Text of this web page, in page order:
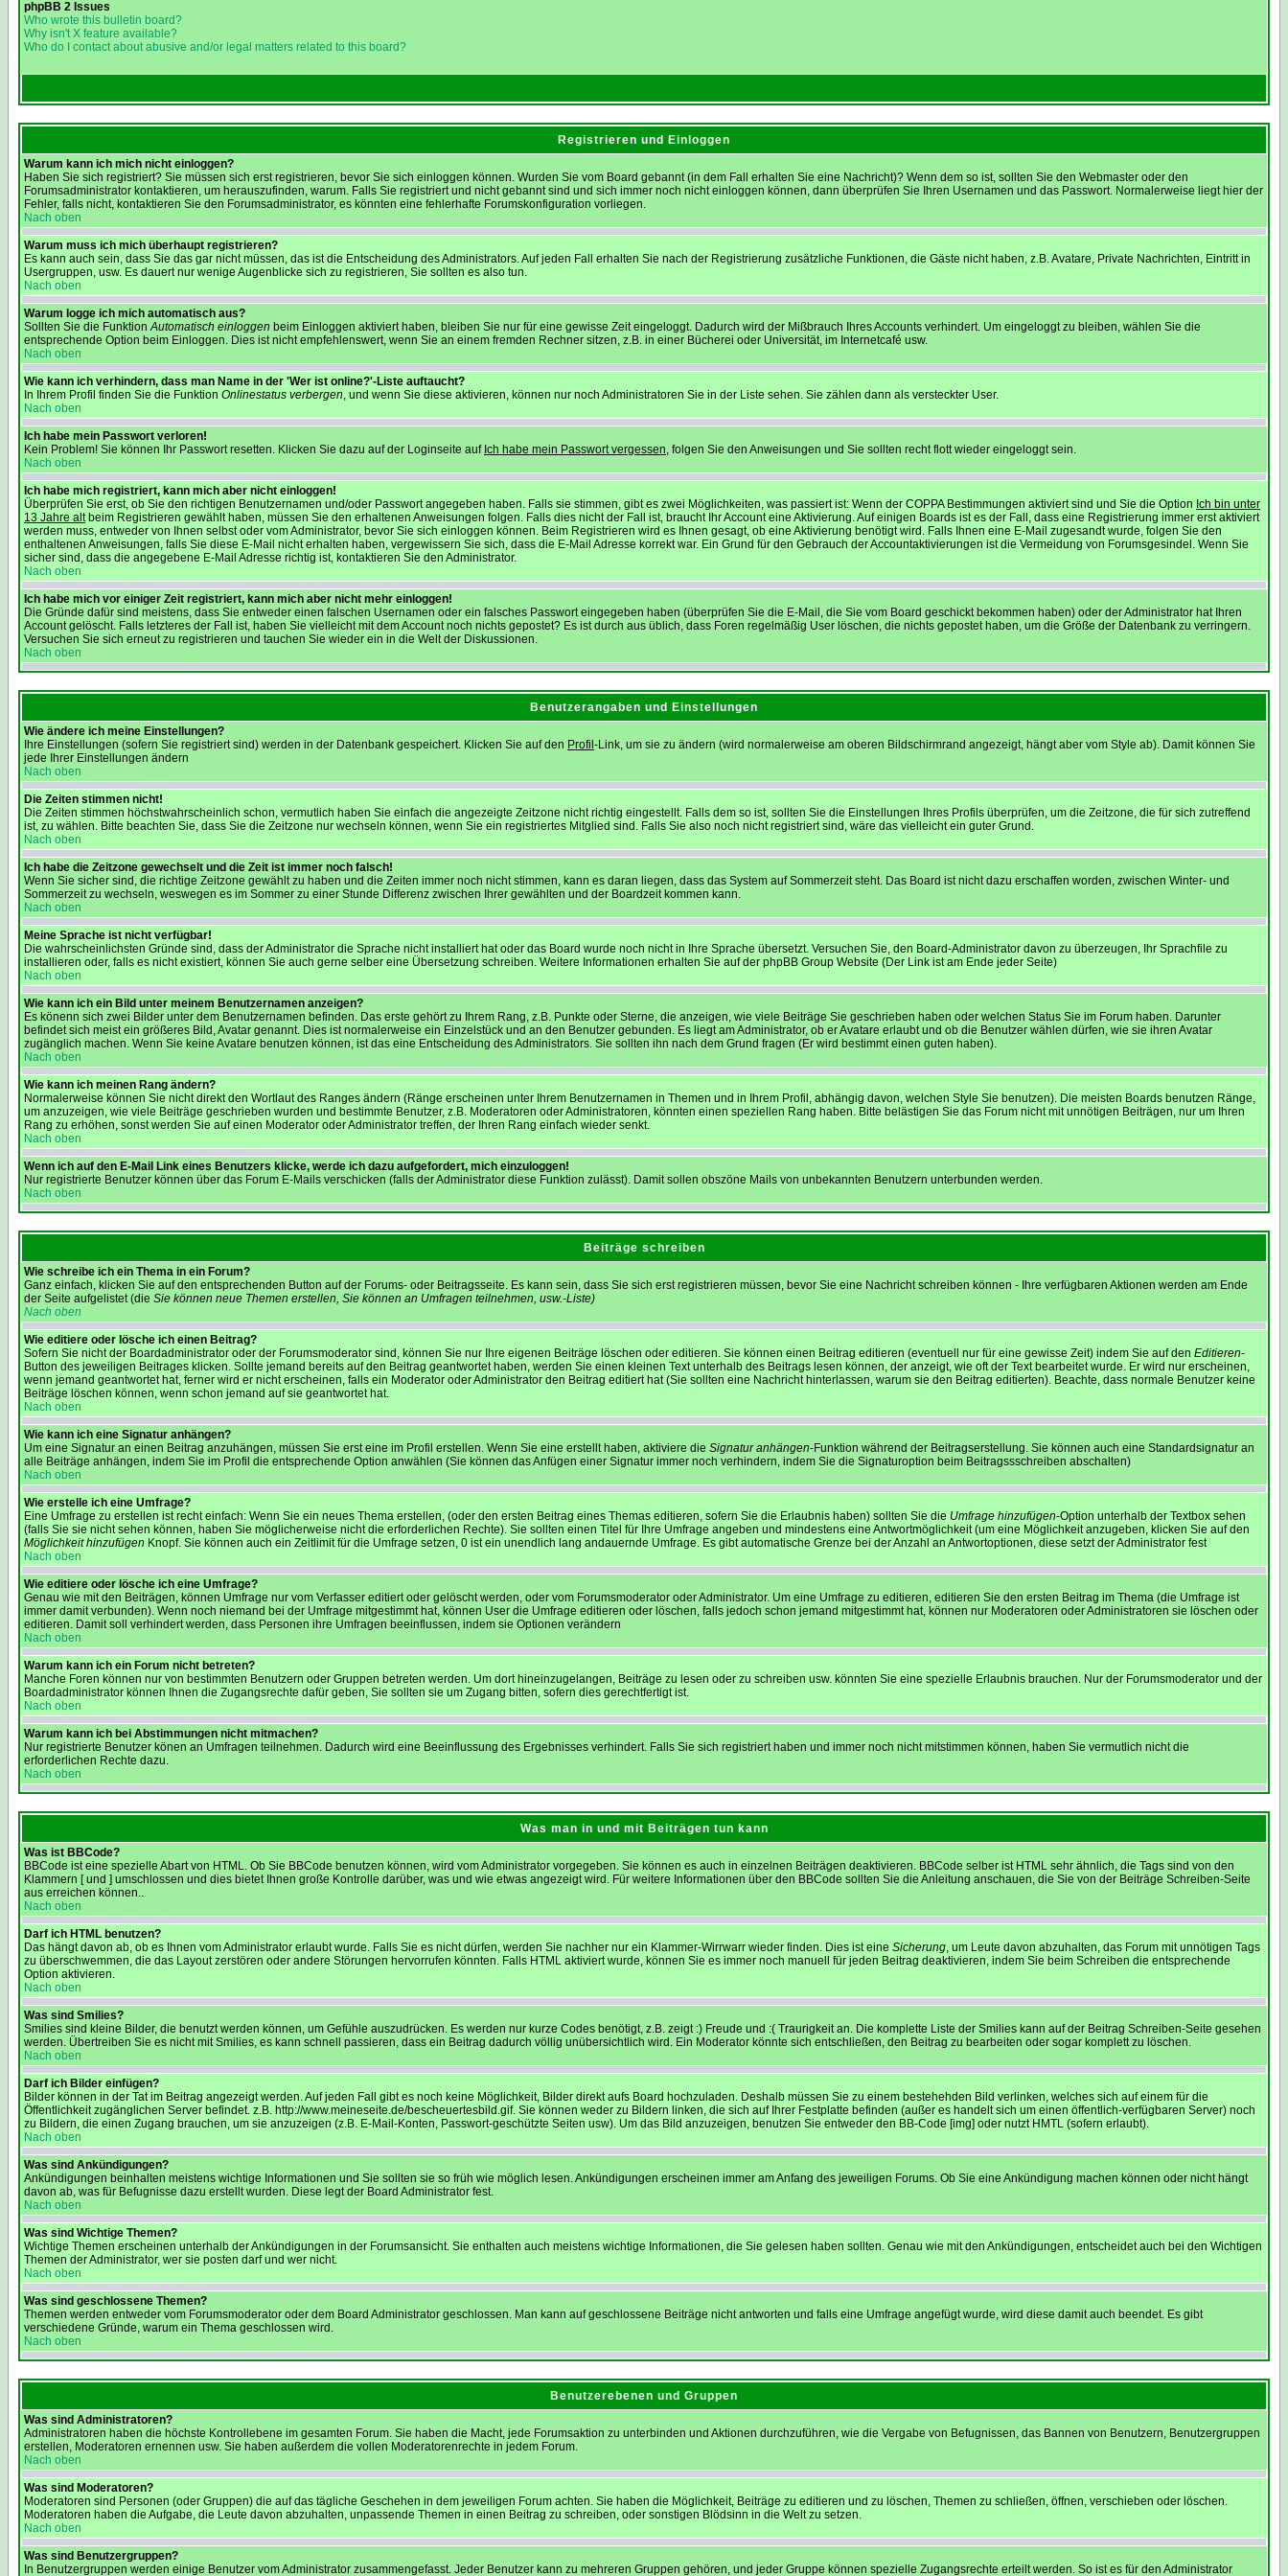
phpBB 2 Issues
Who wrote this bulletin board?
Why isn't X feature available?
Who do I contact about abusive and/or legal matters related to this board?
Registrieren und Einloggen
Warum kann ich mich nicht einloggen?
Haben Sie sich registriert? Sie müssen sich erst registrieren, bevor Sie sich einloggen können. Wurden Sie vom Board gebannt (in dem Fall erhalten Sie eine Nachricht)? Wenn dem so ist, sollten Sie den Webmaster oder den
Forumsadministrator kontaktieren, um herauszufinden, warum. Falls Sie registriert und nicht gebannt sind und sich immer noch nicht einloggen können, dann überprüfen Sie Ihren Usernamen und das Passwort. Normalerweise liegt hier der
Fehler, falls nicht, kontaktieren Sie den Forumsadministrator, es könnten eine fehlerhafte Forumskonfiguration vorliegen.
Nach oben
Warum muss ich mich überhaupt registrieren?
Es kann auch sein, dass Sie das gar nicht müssen, das ist die Entscheidung des Administrators. Auf jeden Fall erhalten Sie nach der Registrierung zusätzliche Funktionen, die Gäste nicht haben, z.B. Avatare, Private Nachrichten, Eintritt in
Usergruppen, usw. Es dauert nur wenige Augenblicke sich zu registrieren, Sie sollten es also tun.
Nach oben
Warum logge ich mich automatisch aus?
Sollten Sie die FunktionAutomatisch einloggen beim Einloggen aktiviert haben, bleiben Sie nur für eine gewisse Zeit eingeloggt. Dadurch wird der Mißbrauch Ihres Accounts verhindert. Um eingeloggt zu bleiben, wählen Sie die
entsprechende Option beim Einloggen. Dies ist nicht empfehlenswert, wenn Sie an einem fremden Rechner sitzen, z.B. in einer Bücherei oder Universität, im Internetcafé usw.
Nach oben
Wie kann ich verhindern, dass man Name in der 'Wer ist online?'-Liste auftaucht?
In Ihrem Profil finden Sie die Funktion Onlinestatus verbergen, und wenn Sie diese aktivieren, können nur noch Administratoren Sie in der Liste sehen. Sie zählen dann als versteckter User.
Nach oben
Ich habe mein Passwort verloren!
Kein Problem! Sie können Ihr Passwort resetten. Klicken Sie dazu auf der Loginseite auf Ich habe mein Passwort vergessen, folgen Sie den Anweisungen und Sie sollten recht flott wieder eingeloggt sein.
Nach oben
Ich habe mich registriert, kann mich aber nicht einloggen!
Überprüfen Sie erst, ob Sie den richtigen Benutzernamen und/oder Passwort angegeben haben. Falls sie stimmen, gibt es zwei Möglichkeiten, was passiert ist: Wenn der COPPA Bestimmungen aktiviert sind und Sie die Option Ich bin unter
13 Jahre altbeim Registrieren gewählt haben, müssen Sie den erhaltenen Anweisungen folgen. Falls dies nicht der Fall ist, braucht Ihr Account eine Aktivierung. Auf einigen Boards ist es der Fall, dass eine Registrierung immer erst aktiviert
werden muss, entweder von Ihnen selbst oder vom Administrator, bevor Sie sich einloggen können. Beim Registrieren wird es Ihnen gesagt, ob eine Aktivierung benötigt wird. Falls Ihnen eine E-Mail zugesandt wurde, folgen Sie den
enthaltenen Anweisungen, falls Sie diese E-Mail nicht erhalten haben, vergewissern Sie sich, dass die E-Mail Adresse korrekt war. Ein Grund für den Gebrauch der Accountaktivierungen ist die Vermeidung von Forumsgesindel. Wenn Sie
sicher sind, dass die angegebene E-Mail Adresse richtig ist, kontaktieren Sie den Administrator.
Nach oben
Ich habe mich vor einiger Zeit registriert, kann mich aber nicht mehr einloggen!
Die Gründe dafür sind meistens, dass Sie entweder einen falschen Usernamen oder ein falsches Passwort eingegeben haben (überprüfen Sie die E-Mail, die Sie vom Board geschickt bekommen haben) oder der Administrator hat Ihren
Account gelöscht. Falls letzteres der Fall ist, haben Sie vielleicht mit dem Account noch nichts gepostet? Es ist durch aus üblich, dass Foren regelmäßig User löschen, die nichts gepostet haben, um die Größe der Datenbank zu verringern.
Versuchen Sie sich erneut zu registrieren und tauchen Sie wieder ein in die Welt der Diskussionen.
Nach oben
Benutzerangaben und Einstellungen
Wie ändere ich meine Einstellungen?
Ihre Einstellungen (sofern Sie registriert sind) werden in der Datenbank gespeichert. Klicken Sie auf den Profil -Link, um sie zu ändern (wird normalerweise am oberen Bildschirmrand angezeigt, hängt aber vom Style ab). Damit können Sie
jede Ihrer Einstellungen ändern
Nach oben
Die Zeiten stimmen nicht!
Die Zeiten stimmen höchstwahrscheinlich schon, vermutlich haben Sie einfach die angezeigte Zeitzone nicht richtig eingestellt. Falls dem so ist, sollten Sie die Einstellungen Ihres Profils überprüfen, um die Zeitzone, die für sich zutreffend
ist, zu wählen. Bitte beachten Sie, dass Sie die Zeitzone nur wechseln können, wenn Sie ein registriertes Mitglied sind. Falls Sie also noch nicht registriert sind, wäre das vielleicht ein guter Grund.
Nach oben
Ich habe die Zeitzone gewechselt und die Zeit ist immer noch falsch!
Wenn Sie sicher sind, die richtige Zeitzone gewählt zu haben und die Zeiten immer noch nicht stimmen, kann es daran liegen, dass das System auf Sommerzeit steht. Das Board ist nicht dazu erschaffen worden, zwischen Winter- und
Sommerzeit zu wechseln, weswegen es im Sommer zu einer Stunde Differenz zwischen Ihrer gewählten und der Boardzeit kommen kann.
Nach oben
Meine Sprache ist nicht verfügbar!
Die wahrscheinlichsten Gründe sind, dass der Administrator die Sprache nicht installiert hat oder das Board wurde noch nicht in Ihre Sprache übersetzt. Versuchen Sie, den Board-Administrator davon zu überzeugen, Ihr Sprachfile zu
installieren oder, falls es nicht existiert, können Sie auch gerne selber eine Übersetzung schreiben. Weitere Informationen erhalten Sie auf der phpBB Group Website (Der Link ist am Ende jeder Seite)
Nach oben
Wie kann ich ein Bild unter meinem Benutzernamen anzeigen?
Es könenn sich zwei Bilder unter dem Benutzernamen befinden. Das erste gehört zu Ihrem Rang, z.B. Punkte oder Sterne, die anzeigen, wie viele Beiträge Sie geschrieben haben oder welchen Status Sie im Forum haben. Darunter
befindet sich meist ein größeres Bild, Avatar genannt. Dies ist normalerweise ein Einzelstück und an den Benutzer gebunden. Es liegt am Administrator, ob er Avatare erlaubt und ob die Benutzer wählen dürfen, wie sie ihren Avatar
zugänglich machen. Wenn Sie keine Avatare benutzen können, ist das eine Entscheidung des Administrators. Sie sollten ihn nach dem Grund fragen (Er wird bestimmt einen guten haben).
Nach oben
Wie kann ich meinen Rang ändern?
Normalerweise können Sie nicht direkt den Wortlaut des Ranges ändern (Ränge erscheinen unter Ihrem Benutzernamen in Themen und in Ihrem Profil, abhängig davon, welchen Style Sie benutzen). Die meisten Boards benutzen Ränge,
um anzuzeigen, wie viele Beiträge geschrieben wurden und bestimmte Benutzer, z.B. Moderatoren oder Administratoren, könnten einen speziellen Rang haben. Bitte belästigen Sie das Forum nicht mit unnötigen Beiträgen, nur um Ihren
Rang zu erhöhen, sonst werden Sie auf einen Moderator oder Administrator treffen, der Ihren Rang einfach wieder senkt.
Nach oben
Wenn ich auf den E-Mail Link eines Benutzers klicke, werde ich dazu aufgefordert, mich einzuloggen!
Nur registrierte Benutzer können über das Forum E-Mails verschicken (falls der Administrator diese Funktion zulässt). Damit sollen obszöne Mails von unbekannten Benutzern unterbunden werden.
Nach oben
Beiträge schreiben
Wie schreibe ich ein Thema in ein Forum?
Ganz einfach, klicken Sie auf den entsprechenden Button auf der Forums- oder Beitragsseite. Es kann sein, dass Sie sich erst registrieren müssen, bevor Sie eine Nachricht schreiben können - Ihre verfügbaren Aktionen werden am Ende
der Seite aufgelistet (die Sie können neue Themen erstellen, Sie können an Umfragen teilnehmen, usw.-Liste)
Nach oben
Wie editiere oder lösche ich einen Beitrag?
Sofern Sie nicht der Boardadministrator oder der Forumsmoderator sind, können Sie nur Ihre eigenen Beiträge löschen oder editieren. Sie können einen Beitrag editieren (eventuell nur für eine gewisse Zeit) indem Sie auf den Editieren-
Button des jeweiligen Beitrages klicken. Sollte jemand bereits auf den Beitrag geantwortet haben, werden Sie einen kleinen Text unterhalb des Beitrags lesen können, der anzeigt, wie oft der Text bearbeitet wurde. Er wird nur erscheinen,
wenn jemand geantwortet hat, ferner wird er nicht erscheinen, falls ein Moderator oder Administrator den Beitrag editiert hat (Sie sollten eine Nachricht hinterlassen, warum sie den Beitrag editierten). Beachte, dass normale Benutzer keine
Beiträge löschen können, wenn schon jemand auf sie geantwortet hat.
Nach oben
Wie kann ich eine Signatur anhängen?
Um eine Signatur an einen Beitrag anzuhängen, müssen Sie erst eine im Profil erstellen. Wenn Sie eine erstellt haben, aktiviere die Signatur anhängen-Funktion während der Beitragserstellung. Sie können auch eine Standardsignatur an
alle Beiträge anhängen, indem Sie im Profil die entsprechende Option anwählen (Sie können das Anfügen einer Signatur immer noch verhindern, indem Sie die Signaturoption beim Beitragssschreiben abschalten)
Nach oben
Wie erstelle ich eine Umfrage?
Eine Umfrage zu erstellen ist recht einfach: Wenn Sie ein neues Thema erstellen, (oder den ersten Beitrag eines Themas editieren, sofern Sie die Erlaubnis haben) sollten Sie die Umfrage hinzufügen-Option unterhalb der Textbox sehen
(falls Sie sie nicht sehen können, haben Sie möglicherweise nicht die erforderlichen Rechte). Sie sollten einen Titel für Ihre Umfrage angeben und mindestens eine Antwortmöglichkeit (um eine Möglichkeit anzugeben, klicken Sie auf den
Möglichkeit hinzufügen Knopf. Sie können auch ein Zeitlimit für die Umfrage setzen, 0 ist ein unendlich lang andauernde Umfrage. Es gibt automatische Grenze bei der Anzahl an Antwortoptionen, diese setzt der Administrator fest
Nach oben
Wie editiere oder lösche ich eine Umfrage?
Genau wie mit den Beiträgen, können Umfrage nur vom Verfasser editiert oder gelöscht werden, oder vom Forumsmoderator oder Administrator. Um eine Umfrage zu editieren, editieren Sie den ersten Beitrag im Thema (die Umfrage ist
immer damit verbunden). Wenn noch niemand bei der Umfrage mitgestimmt hat, können User die Umfrage editieren oder löschen, falls jedoch schon jemand mitgestimmt hat, können nur Moderatoren oder Administratoren sie löschen oder
editieren. Damit soll verhindert werden, dass Personen ihre Umfragen beeinflussen, indem sie Optionen verändern
Nach oben
Warum kann ich ein Forum nicht betreten?
Manche Foren können nur von bestimmten Benutzern oder Gruppen betreten werden. Um dort hineinzugelangen, Beiträge zu lesen oder zu schreiben usw. könnten Sie eine spezielle Erlaubnis brauchen. Nur der Forumsmoderator und der
Boardadministrator können Ihnen die Zugangsrechte dafür geben, Sie sollten sie um Zugang bitten, sofern dies gerechtfertigt ist.
Nach oben
Warum kann ich bei Abstimmungen nicht mitmachen?
Nur registrierte Benutzer könen an Umfragen teilnehmen. Dadurch wird eine Beeinflussung des Ergebnisses verhindert. Falls Sie sich registriert haben und immer noch nicht mitstimmen können, haben Sie vermutlich nicht die
erforderlichen Rechte dazu.
Nach oben
Was man in und mit Beiträgen tun kann
Was ist BBCode?
BBCode ist eine spezielle Abart von HTML. Ob Sie BBCode benutzen können, wird vom Administrator vorgegeben. Sie können es auch in einzelnen Beiträgen deaktivieren. BBCode selber ist HTML sehr ähnlich, die Tags sind von den
Klammern [ und ] umschlossen und dies bietet Ihnen große Kontrolle darüber, was und wie etwas angezeigt wird. Für weitere Informationen über den BBCode sollten Sie die Anleitung anschauen, die Sie von der Beiträge Schreiben-Seite
aus erreichen können..
Nach oben
Darf ich HTML benutzen?
Das hängt davon ab, ob es Ihnen vom Administrator erlaubt wurde. Falls Sie es nicht dürfen, werden Sie nachher nur ein Klammer-Wirrwarr wieder finden. Dies ist eine Sicherung, um Leute davon abzuhalten, das Forum mit unnötigen Tags
zu überschwemmen, die das Layout zerstören oder andere Störungen hervorrufen könnten. Falls HTML aktiviert wurde, können Sie es immer noch manuell für jeden Beitrag deaktivieren, indem Sie beim Schreiben die entsprechende
Option aktivieren.
Nach oben
Was sind Smilies?
Smilies sind kleine Bilder, die benutzt werden können, um Gefühle auszudrücken. Es werden nur kurze Codes benötigt, z.B. zeigt :) Freude und :( Traurigkeit an. Die komplette Liste der Smilies kann auf der Beitrag Schreiben-Seite gesehen
werden. Übertreiben Sie es nicht mit Smilies, es kann schnell passieren, dass ein Beitrag dadurch völlig unübersichtlich wird. Ein Moderator könnte sich entschließen, den Beitrag zu bearbeiten oder sogar komplett zu löschen.
Nach oben
Darf ich Bilder einfügen?
Bilder können in der Tat im Beitrag angezeigt werden. Auf jeden Fall gibt es noch keine Möglichkeit, Bilder direkt aufs Board hochzuladen. Deshalb müssen Sie zu einem bestehehden Bild verlinken, welches sich auf einem für die
Öffentlichkeit zugänglichen Server befindet. z.B. http://www.meineseite.de/bescheuertesbild.gif. Sie können weder zu Bildern linken, die sich auf Ihrer Festplatte befinden (außer es handelt sich um einen öffentlich-verfügbaren Server) noch
zu Bildern, die einen Zugang brauchen, um sie anzuzeigen (z.B. E-Mail-Konten, Passwort-geschützte Seiten usw). Um das Bild anzuzeigen, benutzen Sie entweder den BB-Code [img] oder nutzt HMTL (sofern erlaubt).
Nach oben
Was sind Ankündigungen?
Ankündigungen beinhalten meistens wichtige Informationen und Sie sollten sie so früh wie möglich lesen. Ankündigungen erscheinen immer am Anfang des jeweiligen Forums. Ob Sie eine Ankündigung machen können oder nicht hängt
davon ab, was für Befugnisse dazu erstellt wurden. Diese legt der Board Administrator fest.
Nach oben
Was sind Wichtige Themen?
Wichtige Themen erscheinen unterhalb der Ankündigungen in der Forumsansicht. Sie enthalten auch meistens wichtige Informationen, die Sie gelesen haben sollten. Genau wie mit den Ankündigungen, entscheidet auch bei den Wichtigen
Themen der Administrator, wer sie posten darf und wer nicht.
Nach oben
Was sind geschlossene Themen?
Themen werden entweder vom Forumsmoderator oder dem Board Administrator geschlossen. Man kann auf geschlossene Beiträge nicht antworten und falls eine Umfrage angefügt wurde, wird diese damit auch beendet. Es gibt
verschiedene Gründe, warum ein Thema geschlossen wird.
Nach oben
Benutzerebenen und Gruppen
Was sind Administratoren?
Administratoren haben die höchste Kontrollebene im gesamten Forum. Sie haben die Macht, jede Forumsaktion zu unterbinden und Aktionen durchzuführen, wie die Vergabe von Befugnissen, das Bannen von Benutzern, Benutzergruppen
erstellen, Moderatoren ernennen usw. Sie haben außerdem die vollen Moderatorenrechte in jedem Forum.
Nach oben
Was sind Moderatoren?
Moderatoren sind Personen (oder Gruppen) die auf das tägliche Geschehen in dem jeweiligen Forum achten. Sie haben die Möglichkeit, Beiträge zu editieren und zu löschen, Themen zu schließen, öffnen, verschieben oder löschen.
Moderatoren haben die Aufgabe, die Leute davon abzuhalten, unpassende Themen in einen Beitrag zu schreiben, oder sonstigen Blödsinn in die Welt zu setzen.
Nach oben
Was sind Benutzergruppen?
In Benutzergruppen werden einige Benutzer vom Administrator zusammengefasst. Jeder Benutzer kann zu mehreren Gruppen gehören, und jeder Gruppe können spezielle Zugangsrechte erteilt werden. So ist es für den Administrator